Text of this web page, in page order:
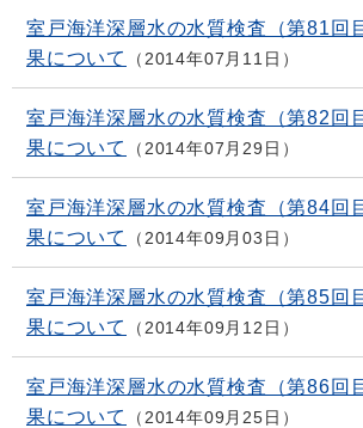
室戸海洋深層水の水質検査（第81回
果について
2014年07月11日
室戸海洋深層水の水質検査（第82回
果について
2014年07月29日
室戸海洋深層水の水質検査（第84回
果について
2014年09月03日
室戸海洋深層水の水質検査（第85回
果について
2014年09月12日
室戸海洋深層水の水質検査（第86回
果について
2014年09月25日